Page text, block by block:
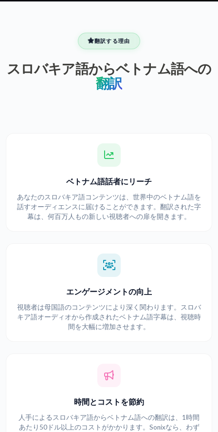
翻訳する理由
スロバキア語からベトナム語への
翻訳
ベトナム語話者にリーチ
あなたのスロバキア語コンテンツは、世界中のベトナム語を
話すオーディエンスに届けることができます。翻訳された字
幕は、何百万人もの新しい視聴者への扉を開きます。
エンゲージメントの向上
視聴者は母国語のコンテンツにより深く関わります。スロバ
キア語オーディオから作成されたベトナム語字幕は、視聴時
間を大幅に増加させます。
時間とコストを節約
人手によるスロバキア語からベトナム語への翻訳は、1時間
あたり50ドル以上のコストがかかります。Sonixなら、わず